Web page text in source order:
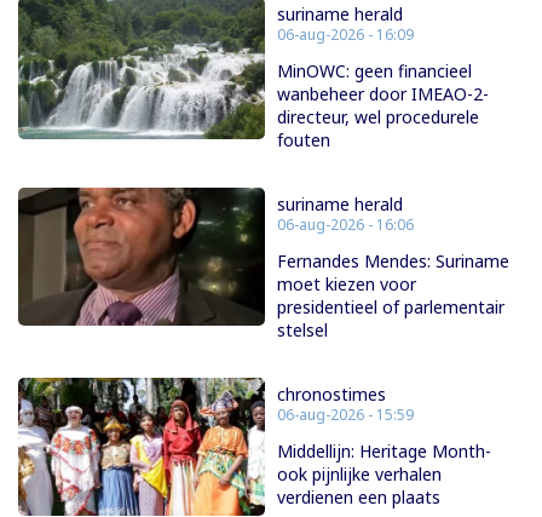
suriname herald
06-aug-2026 - 16:09
MinOWC: geen financieel
wanbeheer door IMEAO-2-
directeur, wel procedurele
fouten
suriname herald
06-aug-2026 - 16:06
Fernandes Mendes: Suriname
moet kiezen voor
presidentieel of parlementair
stelsel
chronostimes
06-aug-2026 - 15:59
Middellijn: Heritage Month-
ook pijnlijke verhalen
verdienen een plaats